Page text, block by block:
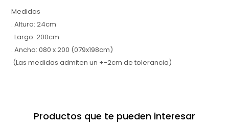
Medidas
. Altura: 24cm
. Largo: 200cm
. Ancho: 080 x 200 (079x198cm)
(Las medidas admiten un +-2cm de tolerancia)
Productos que te pueden interesar